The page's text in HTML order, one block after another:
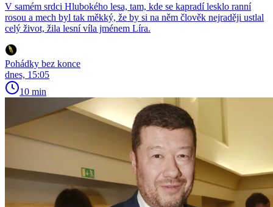
V samém srdci Hlubokého lesa, tam, kde se kapradí lesklo ranní
rosou a mech byl tak měkký, že by si na něm člověk nejraději ustlal
celý život, žila lesní víla jménem Líra.
Pohádky bez konce
dnes, 15:05
10 min